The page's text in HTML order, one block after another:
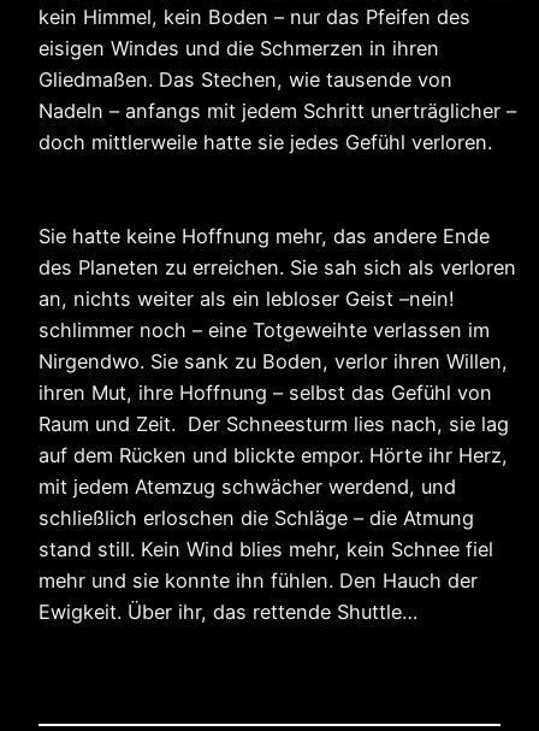
kein Himmel, kein Boden – nur das Pfeifen des
eisigen Windes und die Schmerzen in ihren
Gliedmaßen. Das Stechen, wie tausende von
Nadeln – anfangs mit jedem Schritt unerträglicher –
doch mittlerweile hatte sie jedes Gefühl verloren.
Sie hatte keine Hoffnung mehr, das andere Ende
des Planeten zu erreichen. Sie sah sich als verloren
an, nichts weiter als ein lebloser Geist –nein!
schlimmer noch – eine Totgeweihte verlassen im
Nirgendwo. Sie sank zu Boden, verlor ihren Willen,
ihren Mut, ihre Hoffnung – selbst das Gefühl von
Raum und Zeit. Der Schneesturm lies nach, sie lag
auf dem Rücken und blickte empor. Hörte ihr Herz,
mit jedem Atemzug schwächer werdend, und
schließlich erloschen die Schläge – die Atmung
stand still. Kein Wind blies mehr, kein Schnee fiel
mehr und sie konnte ihn fühlen. Den Hauch der
Ewigkeit. Über ihr, das rettende Shuttle…